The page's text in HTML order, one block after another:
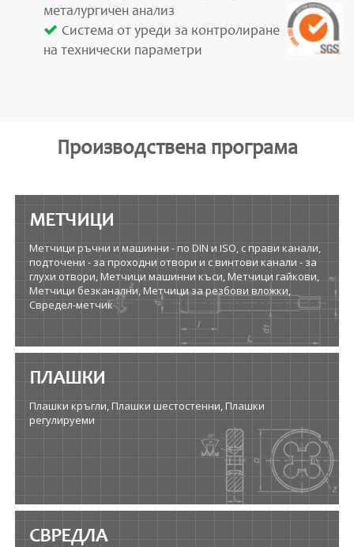
металургичен анализ
Система от уреди за контролиране
на технически параметри
Производствена програма
МЕТЧИЦИ
Метчици ръчни и машинни - по DIN и ISO, с прави канали,
подточени - за проходни отвори и с винтови канали - за
глухи отвори, Метчици машинни къси, Метчици гайкови,
Метчици безканални, Метчици за резбови вложки,
Свредел-метчик
ПЛАШКИ
Плашки кръгли, Плашки шестостенни, Плашки
регулируеми
СВРЕДЛА